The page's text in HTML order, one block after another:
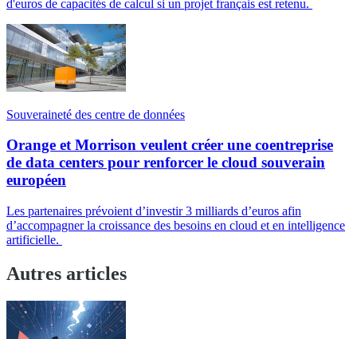
d'euros de capacités de calcul si un projet français est retenu.
Souveraineté des centre de données
Orange et Morrison veulent créer une coentreprise
de data centers pour renforcer le cloud souverain
européen
Les partenaires prévoient d’investir 3 milliards d’euros afin
d’accompagner la croissance des besoins en cloud et en intelligence
artificielle.
Autres articles